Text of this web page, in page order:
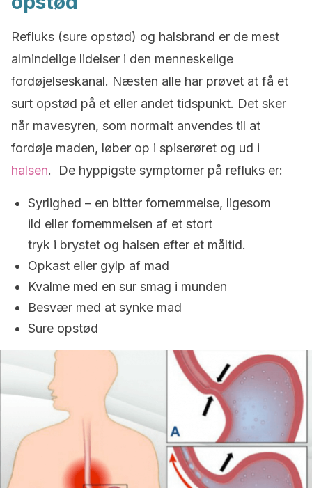
Refluks (sure opstød) og halsbrand er de mest
almindelige lidelser i den menneskelige
fordøjelseskanal. Næsten alle har prøvet at få et
surt opstød på et eller andet tidspunkt. Det sker
når mavesyren, som normalt anvendes til at
fordøje maden, løber op i spiserøret og ud i
halsen. De hyppigste symptomer på refluks er:
Syrlighed – en bitter fornemmelse, ligesom
ild eller fornemmelsen af et stort
tryk i brystet og halsen efter et måltid.
Opkast eller gylp af mad
Kvalme med en sur smag i munden
Besvær med at synke mad
Sure opstød